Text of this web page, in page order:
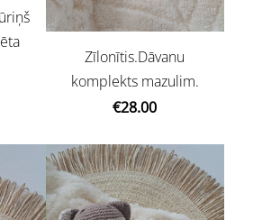
Zīlonītis.Dāvanu
komplekts mazulim.
€28.00